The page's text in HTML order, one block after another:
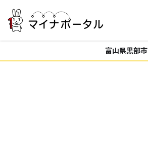
富山県黒部市